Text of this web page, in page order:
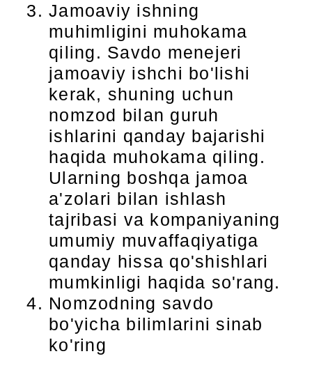
Jamoaviy ishning
muhimligini muhokama
qiling. Savdo menejeri
jamoaviy ishchi bo'lishi
kerak, shuning uchun
nomzod bilan guruh
ishlarini qanday bajarishi
haqida muhokama qiling.
Ularning boshqa jamoa
a'zolari bilan ishlash
tajribasi va kompaniyaning
umumiy muvaffaqiyatiga
qanday hissa qo'shishlari
mumkinligi haqida so'rang.
Nomzodning savdo
bo'yicha bilimlarini sinab
ko'ring